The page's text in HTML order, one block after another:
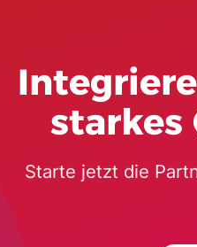
starkes
Starte jetzt die